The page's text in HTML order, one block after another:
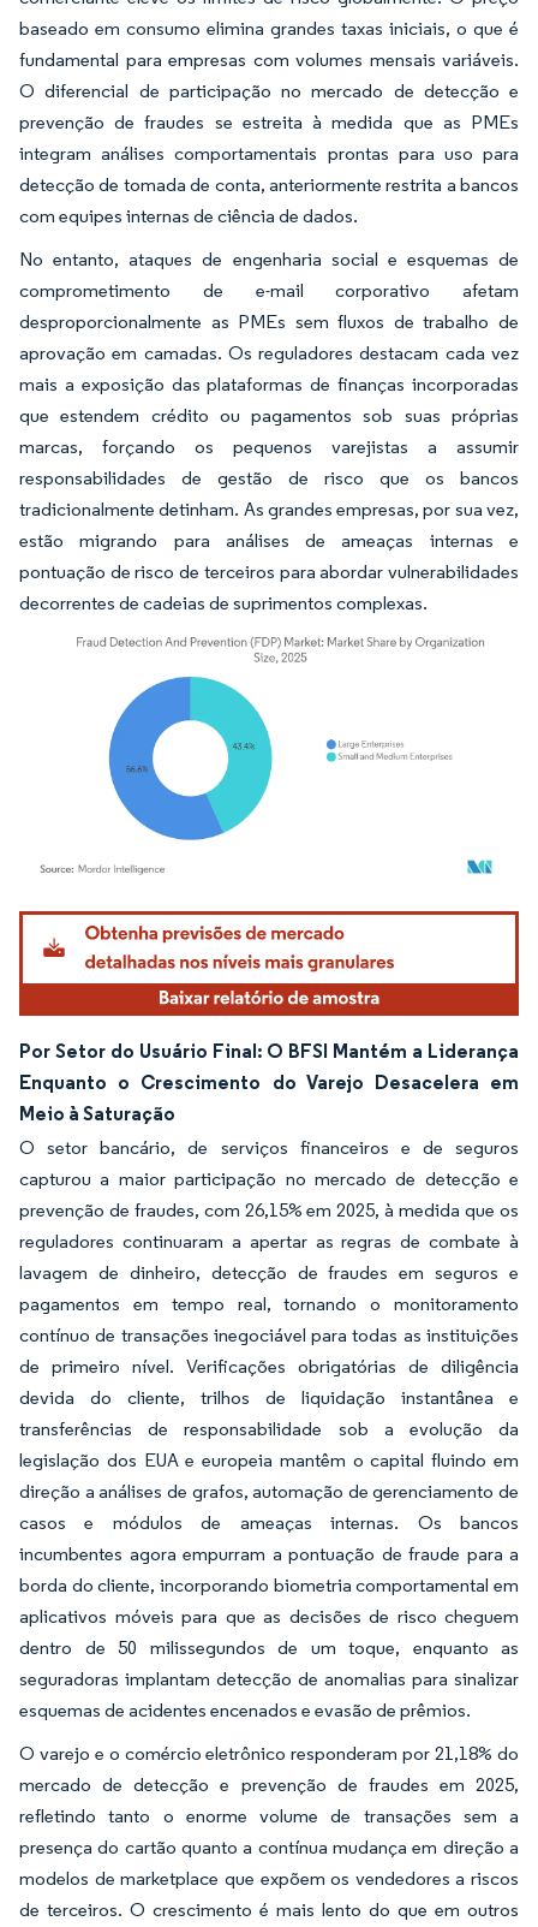
baseado em consumo elimina grandes taxas iniciais, o que é
fundamental para empresas com volumes mensais variáveis.
O diferencial de participação no mercado de detecção e
prevenção de fraudes se estreita à medida que as PMEs
integram análises comportamentais prontas para uso para
detecção de tomada de conta, anteriormente restrita a bancos
com equipes internas de ciência de dados.
No entanto, ataques de engenharia social e esquemas de
comprometimento de e-mail corporativo afetam
desproporcionalmente as PMEs sem fluxos de trabalho de
aprovação em camadas. Os reguladores destacam cada vez
mais a exposição das plataformas de finanças incorporadas
que estendem crédito ou pagamentos sob suas próprias
marcas, forçando os pequenos varejistas a assumir
responsabilidades de gestão de risco que os bancos
tradicionalmente detinham. As grandes empresas, por sua vez,
estão migrando para análises de ameaças internas e
pontuação de risco de terceiros para abordar vulnerabilidades
decorrentes de cadeias de suprimentos complexas.
Imagem © Mordor Intelligence. O reuso requer atribuição conforme CC BY 4.0.
Por Setor do Usuário Final: O BFSI Mantém a Liderança
Enquanto o Crescimento do Varejo Desacelera em
Meio à Saturação
O setor bancário, de serviços financeiros e de seguros
capturou a maior participação no mercado de detecção e
prevenção de fraudes, com 26,15% em 2025, à medida que os
reguladores continuaram a apertar as regras de combate à
lavagem de dinheiro, detecção de fraudes em seguros e
pagamentos em tempo real, tornando o monitoramento
contínuo de transações inegociável para todas as instituições
de primeiro nível. Verificações obrigatórias de diligência
devida do cliente, trilhos de liquidação instantânea e
transferências de responsabilidade sob a evolução da
legislação dos EUA e europeia mantêm o capital fluindo em
direção a análises de grafos, automação de gerenciamento de
casos e módulos de ameaças internas. Os bancos
incumbentes agora empurram a pontuação de fraude para a
borda do cliente, incorporando biometria comportamental em
aplicativos móveis para que as decisões de risco cheguem
dentro de 50 milissegundos de um toque, enquanto as
seguradoras implantam detecção de anomalias para sinalizar
esquemas de acidentes encenados e evasão de prêmios.
O varejo e o comércio eletrônico responderam por 21,18% do
mercado de detecção e prevenção de fraudes em 2025,
refletindo tanto o enorme volume de transações sem a
presença do cartão quanto a contínua mudança em direção a
modelos de marketplace que expõem os vendedores a riscos
de terceiros. O crescimento é mais lento do que em outros